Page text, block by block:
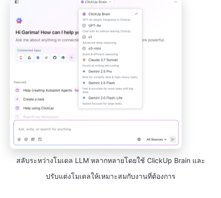
สลับระหว่างโมเดล LLM หลากหลายโดยใช้ ClickUp Brain และ
ปรับแต่งโมเดลให้เหมาะสมกับงานที่ต้องการ